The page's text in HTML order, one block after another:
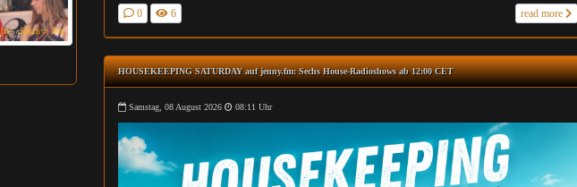
0 6 read more
HOUSEKEEPING SATURDAY auf jenny.fm: Sechs House-Radioshows ab 12:00 CET
Samstag, 08 August 2026 08:11 Uhr